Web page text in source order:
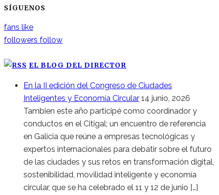
SÍGUENOS
fans like
followers follow
EL BLOG DEL DIRECTOR
En la II edición del Congreso de Ciudades
Inteligentes y Economía Circular 14 junio, 2026
Tambien este año participé como coordinador y
conductos en el Citigal; un encuentro de referencia
en Galicia que reúne a empresas tecnológicas y
expertos internacionales para debatir sobre el futuro
de las ciudades y sus retos en transformación digital,
sostenibilidad, movilidad inteligente y economía
circular, que se ha celebrado el 11 y 12 de junio […]